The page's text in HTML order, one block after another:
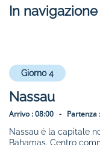
In navigazione
Giorno 4
Nassau
Arrivo :08:00 - Partenza :
Nassau è la capitale
Bahamas. Centro